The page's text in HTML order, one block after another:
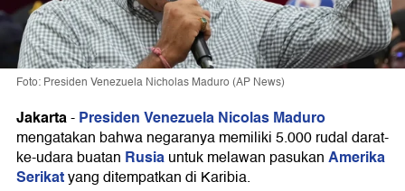
Foto: Presiden Venezuela Nicholas Maduro (AP News)
Jakarta-Presiden Venezuela Nicolas Maduro
mengatakan bahwa negaranya memiliki 5.000 rudal darat-
ke-udara buatan Rusiauntuk melawan pasukanAmerika
Serikatyang ditempatkan di Karibia.